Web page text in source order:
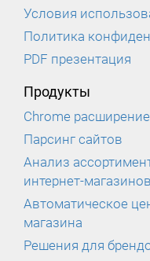
Условия
Политика
PDF презентация
Продукты
Chrome расширение
Парсинг сайтов
Анализ
интернет-магазинов
Автоматическое
магазина
Решения для